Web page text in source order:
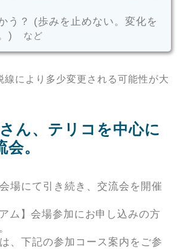
う？ (歩みを止めない。変化を
。)
など
により多少変更される可能性が大
ん、テリコを中心に
。
場にて引き続き、交流会を開催
ム】会場参加にお申し込みの方
、下記の参加コース案内をご参